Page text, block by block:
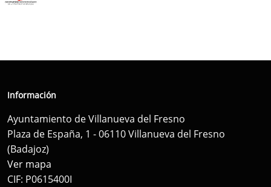
Información
Ayuntamiento de Villanueva del Fresno
Plaza de España, 1 - 06110 Villanueva del Fresno
(Badajoz)
Ver mapa
CIF: P0615400I